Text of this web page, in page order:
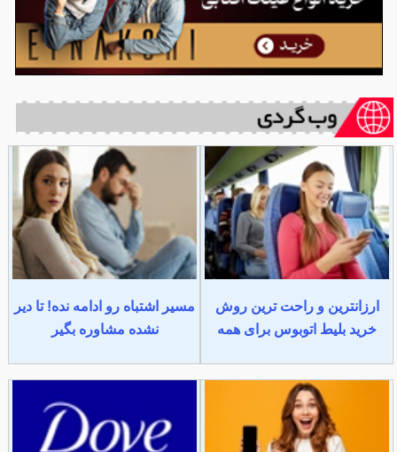
ارزانترین و راحت ترین روش
خرید بلیط اتوبوس برای همه
مسیر اشتباه رو ادامه نده! تا دیر
نشده مشاوره بگیر